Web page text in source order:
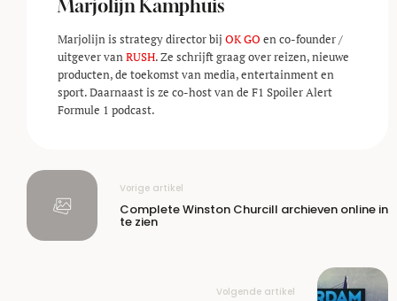
Marjolijn Kamphuis
Marjolijn is strategy director bij OK GO en co-founder /
uitgever vanRUSH. Ze schrijft graag over reizen, nieuwe
producten, de toekomst van media, entertainment en
sport. Daarnaast is ze co-host van de F1 Spoiler Alert
Formule 1 podcast.
Vorige artikel
Complete Winston Churcill archieven online in
te zien
Volgende artikel